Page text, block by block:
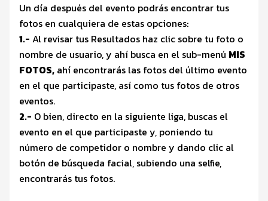
Un día después del evento podrás encontrar tus
fotos en cualquiera de estas opciones:
1.- Al revisar tus Resultados haz clic sobre tu foto o
nombre de usuario, y ahí busca en el sub-menú MIS
FOTOS, ahí encontrarás las fotos del último evento
en el que participaste, así como tus fotos de otros
eventos.
2.- O bien, directo en la siguiente liga, buscas el
evento en el que participaste y, poniendo tu
número de competidor o nombre y dando clic al
botón de búsqueda facial, subiendo una selfie,
encontrarás tus fotos.